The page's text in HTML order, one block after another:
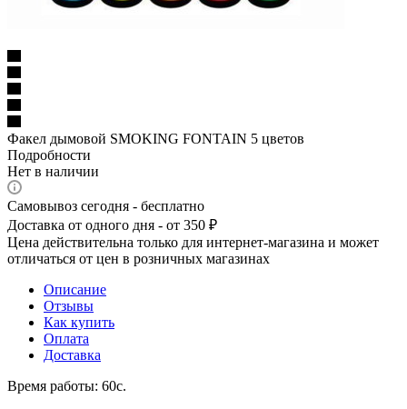
Факел дымовой SMOKING FONTAIN 5 цветов
Подробности
Нет в наличии
Самовывоз сегодня - бесплатно
Доставка от одного дня - от 350 ₽
Цена действительна только для интернет-магазина и может
отличаться от цен в розничных магазинах
Описание
Отзывы
Как купить
Оплата
Доставка
Время работы: 60с.